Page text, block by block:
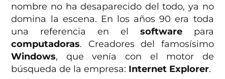
nombre no ha desaparecido del todo, ya no
domina la escena. En los años 90 era toda
una referencia en el softwarepara
computadoras. Creadores del famosísimo
Windows, que venía con el motor de
búsqueda de la empresa: Internet Explorer.